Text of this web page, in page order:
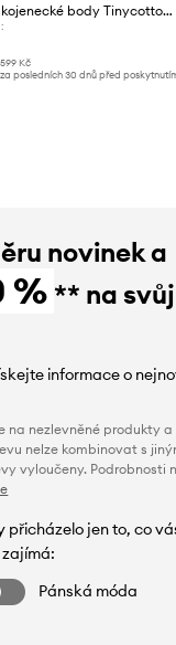
Bavlněné kojenecké body Tinycottons APPLES WOVEN BODY
Kč
posledních 30 dnů před
novinek a
% ** na
informace o
na nezlevněné produkty
nelze kombinovat s
vyloučeny. Podrobnosti
přicházelo jen to, co
Pánská móda